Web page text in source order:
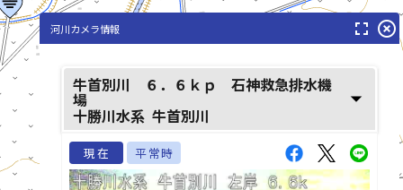
牛首別川(うししゆべつがわ)
河川カメラ情報 fullscreen highlight_off
牛首別川 ６．６ｋｐ 石神救急排水機
場
十勝川水系 牛首別川
arrow_drop_down
現在 平常時